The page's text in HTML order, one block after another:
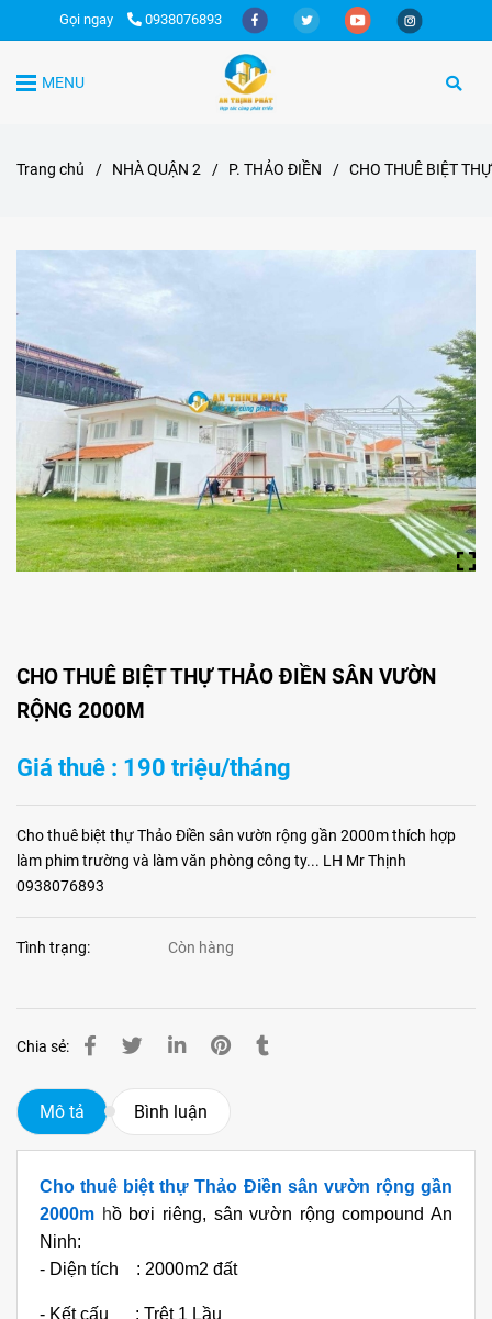
Gọi ngay 0938076893
MENU
Trang chủ / NHÀ QUẬN 2 / P. THẢO ĐIỀN / CHO THUÊ BIỆT
CHO THUÊ BIỆT THỰ THẢO ĐIỀN SÂN VƯỜN
RỘNG 2000M
Giá thuê : 190 triệu/tháng
Cho thuê biệt thự Thảo Điền sân vườn rộng gần 2000m thích hợp
làm phim trường và làm văn phòng công ty... LH Mr Thịnh
0938076893
Tình trạng: Còn hàng
Chia sẻ:
Mô tả Bình luận
Cho thuê biệt thự Thảo Điền sân vườn rộng gần
2000m hồ bơi riêng, sân vườn rộng compound An
Ninh:
- Diện tích : 2000m2 đất
- Kết cấu : Trệt 1 Lầu